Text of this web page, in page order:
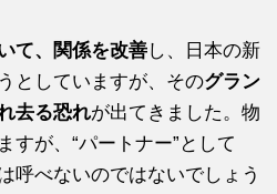
て、関係を改善し、日本の新
としていますが、そのグラン
去る恐れが出てきました。物
すが、“パートナー”として
呼べないのではないでしょう